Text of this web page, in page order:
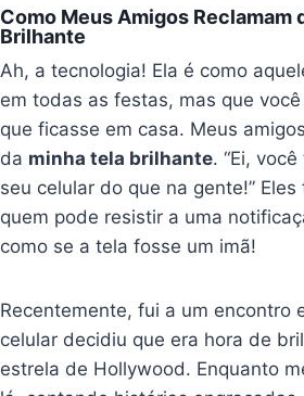
Como Meus Amigos Reclamam
Brilhante
Ah, a tecnologia! Ela é como
em todas as festas, mas que
que ficasse em casa. Meus
da minha tela brilhante. “Ei,
seu celular do que na gente!”
quem pode resistir a uma
como se a tela fosse um imã!
Recentemente, fui a um encontro
celular decidiu que era hora de
estrela de Hollywood. Enquanto